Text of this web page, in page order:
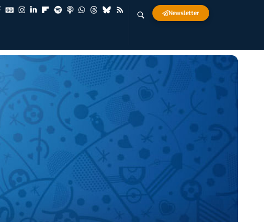
Newsletter